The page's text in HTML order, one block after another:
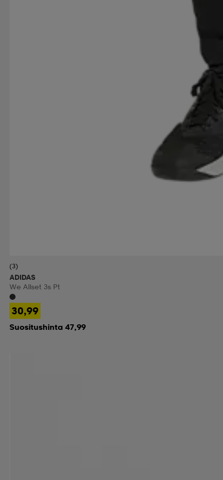
(3)
ADIDAS
We Allset 3s Pt
30,99
Suositushinta 47,99